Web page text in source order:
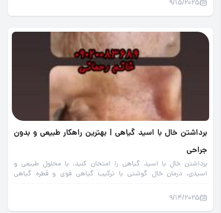
9/15/2025
برداشتن خال با اسید گیاهی | بهترین راهکار طبیعی و بدون
جراحی
برداشتن خال با اسید گیاهی را امتحان کنید. با محلول طبیعی و
اسیدی، درمان خال گوشتی با ترکیب گیاهی قوی و قطره گیاهی
9/14/2025